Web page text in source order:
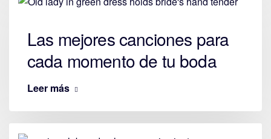
Las mejores canciones para
cada momento de tu boda
Leer más